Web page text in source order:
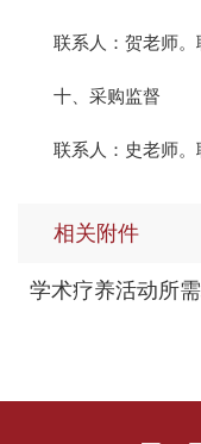
联系人：贺老师。
十、采购监督
联系人：史老师。
相关附件